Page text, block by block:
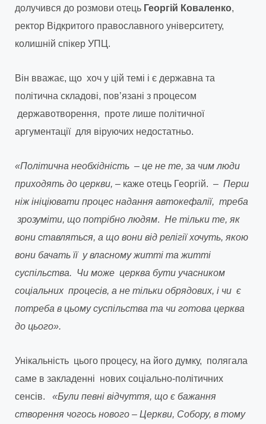
долучився до розмови отець Георгій Коваленко,
ректор Відкритого православного університету,
колишній спікер УПЦ.
Він вважає, що хоч у цій темі і є державна та
політична складові, повʼязані з процесом
державотворення, проте лише політичної
аргументації для віруючих недостатньо.
«Політична необхідність – це не те, за чим люди
приходять до церкви, – каже отець Георгій. – Перш
ніж ініціювати процес надання автокефалії, треба
зрозуміти, що потрібно людям. Не тільки те, як
вони ставляться, а що вони від релігії хочуть, якою
вони бачать її у власному житті та житті
суспільства. Чи може церква бути учасником
соціальних процесів, а не тільки обрядових, і чи є
потреба в цьому суспільства та чи готова церква
до цього».
Унікальність цього процесу, на його думку, полягала
саме в закладенні нових соціально-політичних
сенсів. «Були певні відчуття, що є бажання
створення чогось нового – Церкви, Собору, в тому